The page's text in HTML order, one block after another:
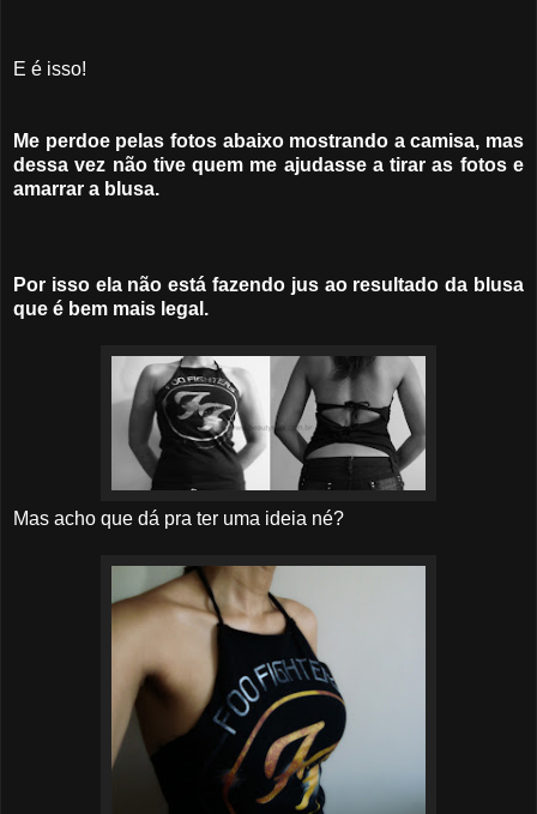
E é isso!
Me perdoe pelas fotos abaixo mostrando a camisa, mas
dessa vez não tive quem me ajudasse a tirar as fotos e
amarrar a blusa.
Por isso ela não está fazendo jus ao resultado da blusa
que é bem mais legal.
Mas acho que dá pra ter uma ideia né?